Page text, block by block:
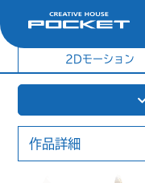
社内制作イラスト
2Dモーション
作品詳細